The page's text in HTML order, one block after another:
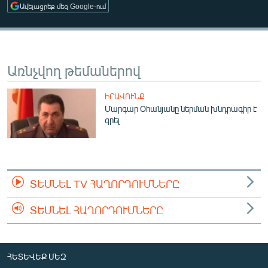
ՄԻՋԱԶԳԱՅԻՆ
ՄՇԱԿՈՒՅԹ
ՄԵԿՆԱԲԱՆՈՒԹՅՈՒՆ
ՏՏ ԵՒ ԻՆՏԵՐՆԵՏ
ԿՈՐՈՆԱՎԻՐՈՒՍ
ԱՐԽԻՎ
ԲԱՆԱՎԵՃ
ՁԳՏԵԼՈՎ ԼԱՎԱԳՈՒՅՆԻՆ
ՓՈԴՔԱՍԹ
Հայերեն
Ավելացրեք մեզ Google-ում
Առնչվող թեմաներով
ԻՐԱՎՈՒՆՔ
Մարգար Օհանյանը ներման խնդրագիր է
գրել
ՏԵՍՆԵԼ TV ՀԱՂՈՐԴՈՒՄՆԵՐԸ
ՏԵՍՆԵԼ ՀԱՂՈՐԴՈՒՄՆԵՐԸ
ՀԵՏԵՎԵՔ ՄԵԶ